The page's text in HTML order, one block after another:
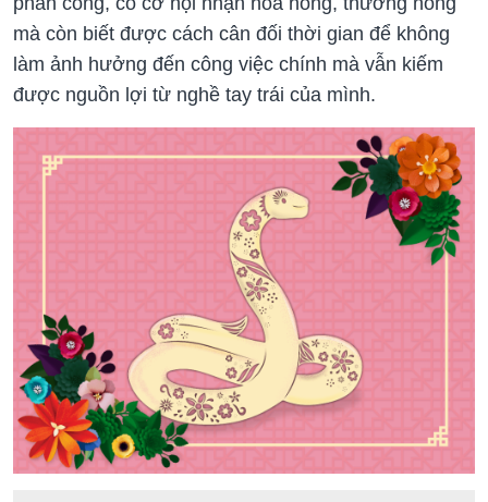
mà còn biết được cách cân đối thời gian để không
làm ảnh hưởng đến công việc chính mà vẫn kiếm
được nguồn lợi từ nghề tay trái của mình.